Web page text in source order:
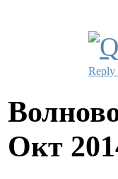
Reply
Окт